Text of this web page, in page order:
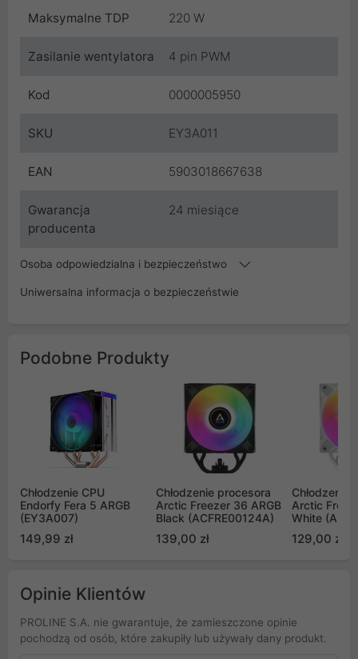
Maksymalne TDP 220 W
Zasilanie wentylatora 4 pin PWM
Kod 0000005950
SKU EY3A011
EAN 5903018667638
Gwarancja
producenta
24 miesiące
Osoba odpowiedzialna i bezpieczeństwo
Uniwersalna informacja o bezpieczeństwie
Podobne Produkty
Chłodzenie CPU
Endorfy Fera 5 ARGB
(EY3A007)
149,99 zł
Chłodzenie procesora
Arctic Freezer 36 ARGB
Black (ACFRE00124A)
139,00 zł
Chłodzenie
Arctic
White
129,00 zł
Opinie Klientów
PROLINE S.A. nie gwarantuje, że zamieszczone opinie
pochodzą od osób, które zakupiły lub używały dany produkt.